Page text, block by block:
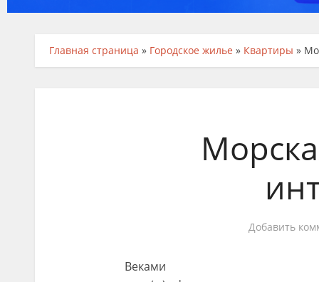
Главная страница » Городское жилье » Квартиры »
Добавить
Веками